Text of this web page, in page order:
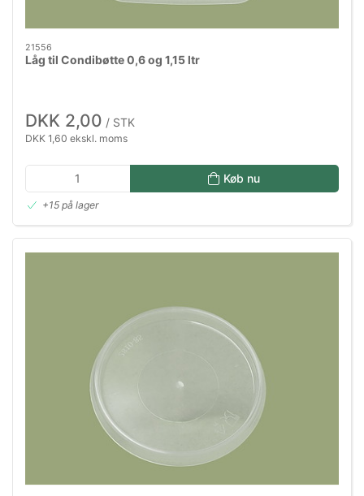
21556
Låg til Condibøtte 0,6 og 1,15 ltr
DKK 2,00 / STK
DKK 1,60 ekskl. moms
Køb nu
+15 på lager